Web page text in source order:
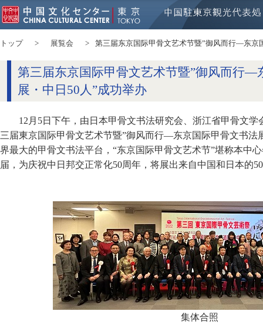
トップ 展覧会 第三届东京国际甲骨文艺术节暨”御风而行—东京
第三届东京国际甲骨文艺术节暨”御风而行—
展・中日50人”成功举办
12月5日下午，由日本甲骨文书法研究会、浙江省甲骨文
三届東京国际甲骨文艺术节暨”御风而行—东京国际甲骨文书法
界最大的甲骨文书法平台，“东京国际甲骨文艺术节”堪称本中
届，为庆祝中日邦交正常化50周年，将展出来自中国和日本的
集体合照